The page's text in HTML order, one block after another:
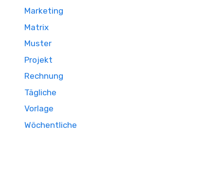
Marketing
Matrix
Muster
Projekt
Rechnung
Tägliche
Vorlage
Wöchentliche